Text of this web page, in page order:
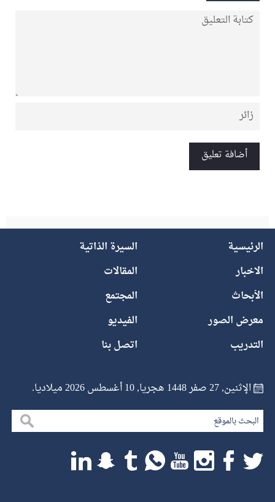
الرئيسية
السيرة الذاتية
الاخبار
المقالات
الأبحاث
المجتمع
معرض الصور
الفيديو
التدريب
اتصل بنا
الإثنين, 27 صفر 1448 هجريا, 10 أغسطس 2026 ميلاديا.